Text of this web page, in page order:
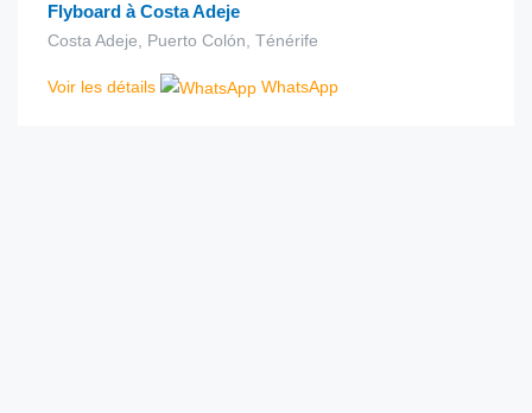
Flyboard à Costa Adeje
Costa Adeje, Puerto Colón, Ténérife
Voir les détails WhatsApp